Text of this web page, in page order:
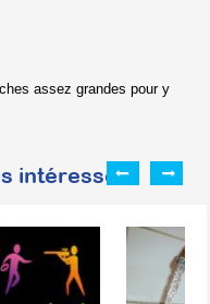
assez grandes pour y
intéresser :